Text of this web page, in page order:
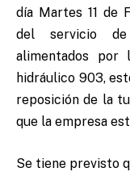
día Martes 11 de
del servicio
alimentados
hidráulico 903,
reposición de la
que la empresa
Se tiene previsto